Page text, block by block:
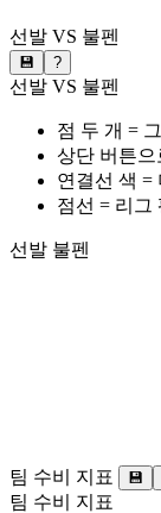
선발 VS 불펜
💾 ?
선발 VS 불펜
점 두 개 =
상단 버튼으
연결선 색 =
점선 = 리그
선발 불펜
팀 수비 지표 💾
팀 수비 지표